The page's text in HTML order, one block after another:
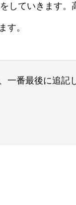
していきます。
す。
番最後に追記